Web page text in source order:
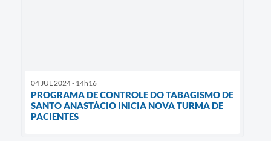
04 JUL 2024 - 14h16
PROGRAMA DE CONTROLE DO TABAGISMO DE
SANTO ANASTÁCIO INICIA NOVA TURMA DE
PACIENTES